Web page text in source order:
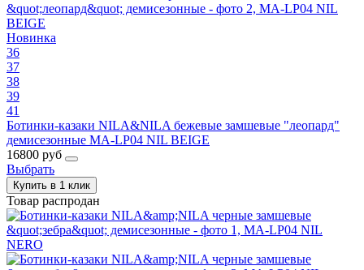
Новинка
36
37
38
39
41
Ботинки-казаки NILA&NILA бежевые замшевые "леопард"
демисезонные MA-LP04 NIL BEIGE
16800 руб
Выбрать
Купить в 1 клик
Товар распродан